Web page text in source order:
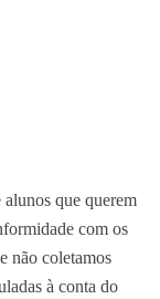
alunos que querem
com os
não coletamos
à conta do